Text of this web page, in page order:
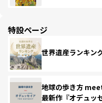
特設ページ
世界遺産ランキン
地球の歩き方
最新作『オデュッ